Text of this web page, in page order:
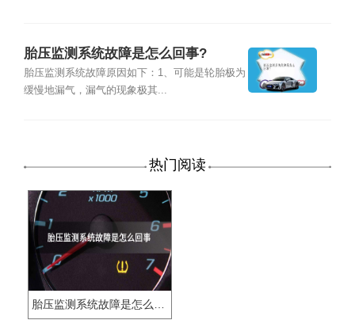
胎压监测系统故障是怎么回事?
胎压监测系统故障原因如下：1、可能是轮胎极为
缓慢地漏气，漏气的现象极其...
热门阅读